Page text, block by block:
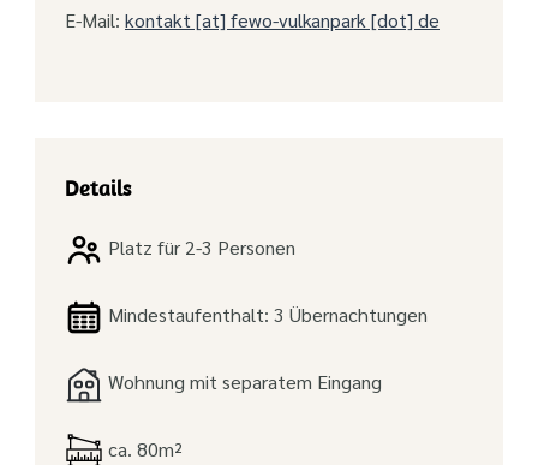
E-Mail: kontakt [at] fewo-vulkanpark [dot] de
Details
Platz für 2-3 Personen
Mindestaufenthalt: 3 Übernachtungen
Wohnung mit separatem Eingang
ca. 80m²